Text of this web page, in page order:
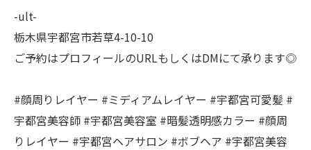
-ult-
栃木県宇都宮市若草4-10-10
ご予約はプロフィールのURLもしくはDMにて承ります◎
#顔周りレイヤー #ミディアムレイヤー #宇都宮可愛髪 #
宇都宮美容師 #宇都宮美容室 #暗髪透明感カラー #顔周
りレイヤー #宇都宮ヘアサロン #ボブヘア #宇都宮美容